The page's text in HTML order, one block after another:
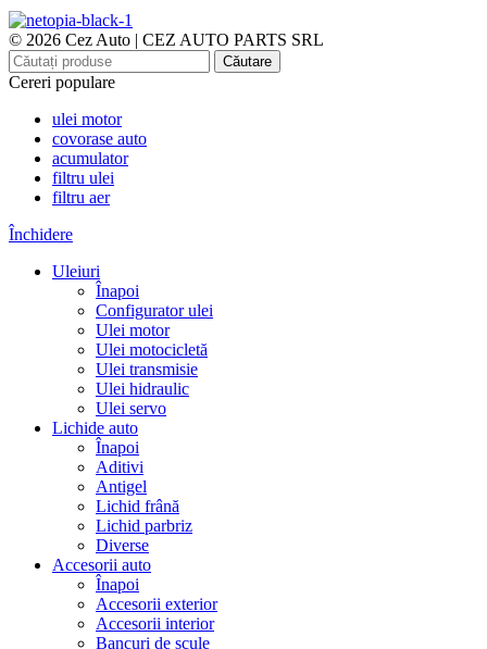
© 2026 Cez Auto | CEZ AUTO PARTS SRL
Căutare
Cereri populare
ulei motor
covorase auto
acumulator
filtru ulei
filtru aer
Închidere
Uleiuri
Înapoi
Configurator ulei
Ulei motor
Ulei motocicletă
Ulei transmisie
Ulei hidraulic
Ulei servo
Lichide auto
Înapoi
Aditivi
Antigel
Lichid frână
Lichid parbriz
Diverse
Accesorii auto
Înapoi
Accesorii exterior
Accesorii interior
Bancuri de scule